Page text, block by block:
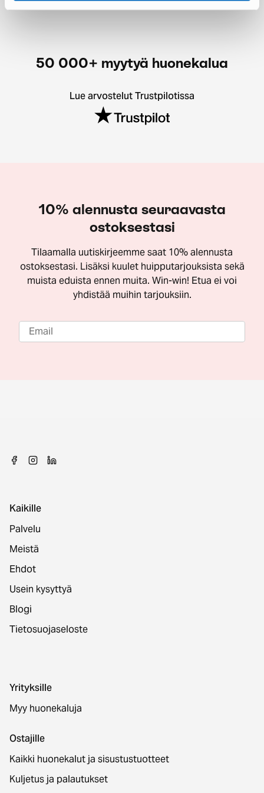
50 000+ myytyä huonekalua
Lue arvostelut Trustpilotissa
10% alennusta seuraavasta
ostoksestasi
Tilaamalla uutiskirjeemme saat 10% alennusta
ostoksestasi. Lisäksi kuulet huipputarjouksista sekä
muista eduista ennen muita. Win-win! Etua ei voi
yhdistää muihin tarjouksiin.
Kaikille
Palvelu
Meistä
Ehdot
Usein kysyttyä
Blogi
Tietosuojaseloste
Yrityksille
Myy huonekaluja
Ostajille
Kaikki huonekalut ja sisustustuotteet
Kuljetus ja palautukset